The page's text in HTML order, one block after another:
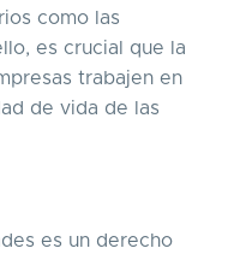
como las
es crucial que la
trabajen en
de vida de las
es un derecho